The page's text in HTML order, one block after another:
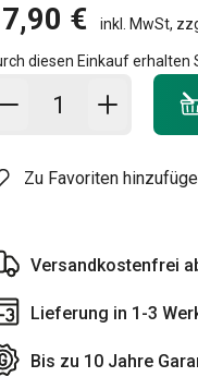
€ inkl. MwSt,
diesen Einkauf erhalten
In den Warenkorb -
Zu Favoriten
Versandkostenfrei
Lieferung in 1-3
Bis zu 10 Jahre